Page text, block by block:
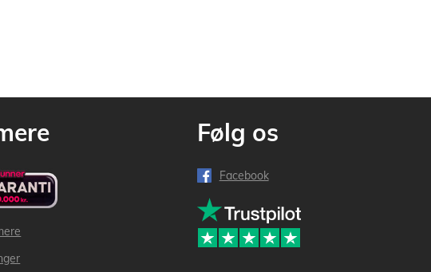
Følg os
Facebook